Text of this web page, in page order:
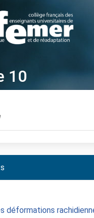
10
déformations